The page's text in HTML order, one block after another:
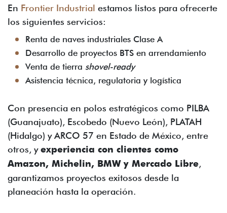
En Frontier Industrial estamos listos para ofrecerte
los siguientes servicios:
Renta de naves industriales Clase A
Desarrollo de proyectos BTS en arrendamiento
Venta de tierra shovel-ready
Asistencia técnica, regulatoria y logística
Con presencia en polos estratégicos como PILBA
(Guanajuato), Escobedo (Nuevo León), PLATAH
(Hidalgo) y ARCO 57 en Estado de México, entre
otros, yexperiencia con clientes como
Amazon, Michelin, BMW y Mercado Libre,
garantizamos proyectos exitosos desde la
planeación hasta la operación.